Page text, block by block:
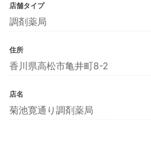
店舗タイプ
調剤薬局
住所
香川県高松市亀井町8-2
店名
菊池寛通り調剤薬局